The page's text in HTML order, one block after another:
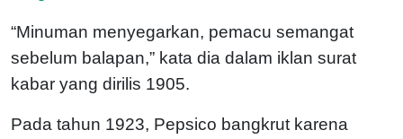
“Minuman menyegarkan, pemacu semangat
sebelum balapan,” kata dia dalam iklan surat
kabar yang dirilis 1905.
Pada tahun 1923, Pepsico bangkrut karena